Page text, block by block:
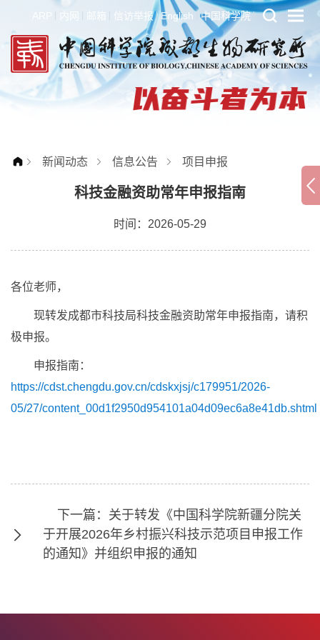
ARP 内网 邮箱 信访举报 English 中国科学院
新闻动态 信息公告 项目申报
科技金融资助常年申报指南
时间：2026-05-29
各位老师，
现转发成都市科技局科技金融资助常年申报指南，请积
极申报。
申报指南：
https://cdst.chengdu.gov.cn/cdskxjsj/c179951/2026-
05/27/content_00d1f2950d954101a04d09ec6a8e41db.shtml
下一篇：关于转发《中国科学院新疆分院关
于开展2026年乡村振兴科技示范项目申报工作
的通知》并组织申报的通知